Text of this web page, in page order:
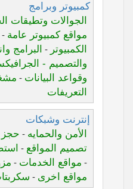
كمبيوتر وبرامج
الجوالات وتطيقات
مواقع كمبيوتر عامة -
الكمبيوتر - البرامج
والتصميم -
وقواعد البيانات -
التعريفات
إنترنت وشبكات
الأمن والحمايه - حجز
تصميم المواقع -
- مواقع الخدمات -
مواقع اخرى -